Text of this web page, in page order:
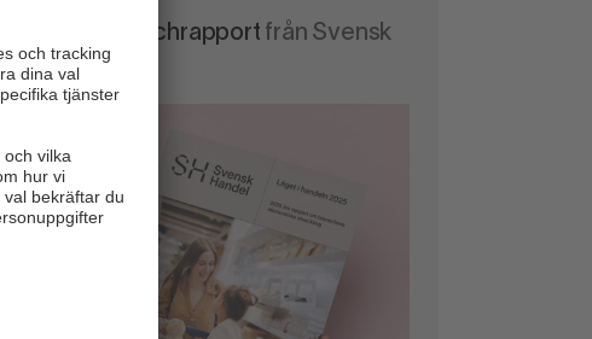
Årets branschrapport från Svensk
Handel